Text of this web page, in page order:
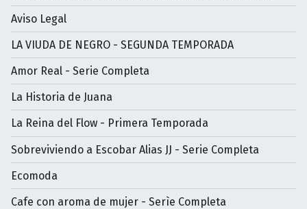
Aviso Legal
LA VIUDA DE NEGRO - SEGUNDA TEMPORADA
Amor Real - Serie Completa
La Historia de Juana
La Reina del Flow - Primera Temporada
Sobreviviendo a Escobar Alias JJ - Serie Completa
Ecomoda
Cafe con aroma de mujer - Serìe Completa